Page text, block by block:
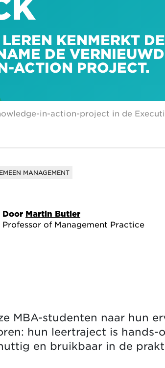
KENMERKT
DE
ACTION PROJECT.
in-action-project in de
MANAGEMENT
Door Martin Butler
Professor of Management Practice
MBA-studenten naar hun
hun leertraject is
en bruikbaar in de